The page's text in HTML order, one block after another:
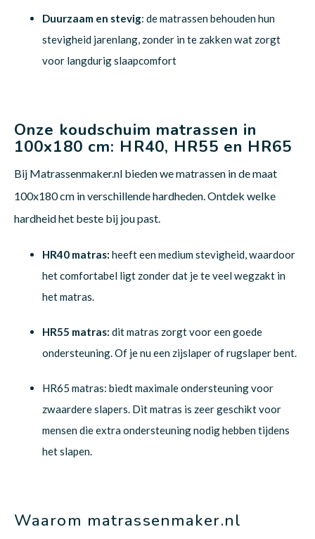
Duurzaam en stevig: de matrassen behouden hun
stevigheid jarenlang, zonder in te zakken wat zorgt
voor langdurig slaapcomfort
Onze koudschuim matrassen in
100x180 cm: HR40, HR55 en HR65
Bij Matrassenmaker.nl bieden we matrassen in de maat
100x180 cm in verschillende hardheden. Ontdek welke
hardheid het beste bij jou past.
HR40 matras: heeft een medium stevigheid, waardoor
het comfortabel ligt zonder dat je te veel wegzakt in
het matras.
HR55 matras: dit matras zorgt voor een goede
ondersteuning. Of je nu een zijslaper of rugslaper bent.
HR65 matras: biedt maximale ondersteuning voor
zwaardere slapers. Dit matras is zeer geschikt voor
mensen die extra ondersteuning nodig hebben tijdens
het slapen.
Waarom matrassenmaker.nl